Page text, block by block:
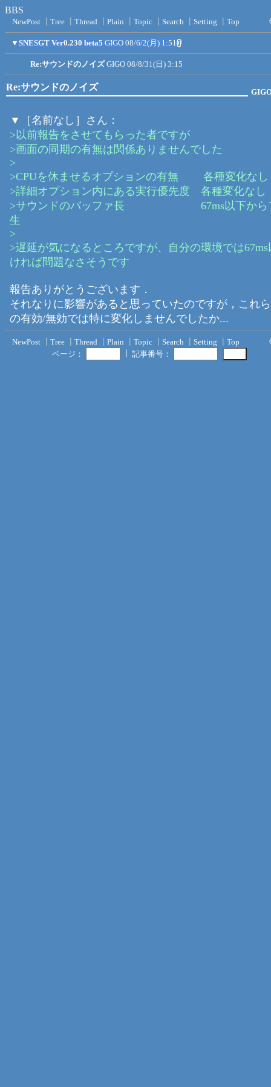
BBS
NewPost Tree Thread Plain Topic Search Setting Top
▼ SNESGT Ver0.230 beta5 GIGO 08/6/2(月) 1:51
Re:サウンドのノイズ GIGO 08/8/31(日) 3:15
Re:サウンドのノイズ
▼［名前なし］さん：
>以前報告をさせてもらった者ですが
>画面の同期の有無は関係ありませんでした
>
>CPUを休ませるオプションの有無 各種変化なし
>詳細オプション内にある実行優先度 各種変化なし
>サウンドのバッファ長 67ms以下からプ
生
>
>遅延が気になるところですが、自分の環境では
ければ問題なさそうです
報告ありがとうございます．
それなりに影響があると思っていたのですが，これ
の有効/無効では特に変化しませんでしたか...
NewPost Tree Thread Plain Topic Search Setting Top
ページ：
記事番号：